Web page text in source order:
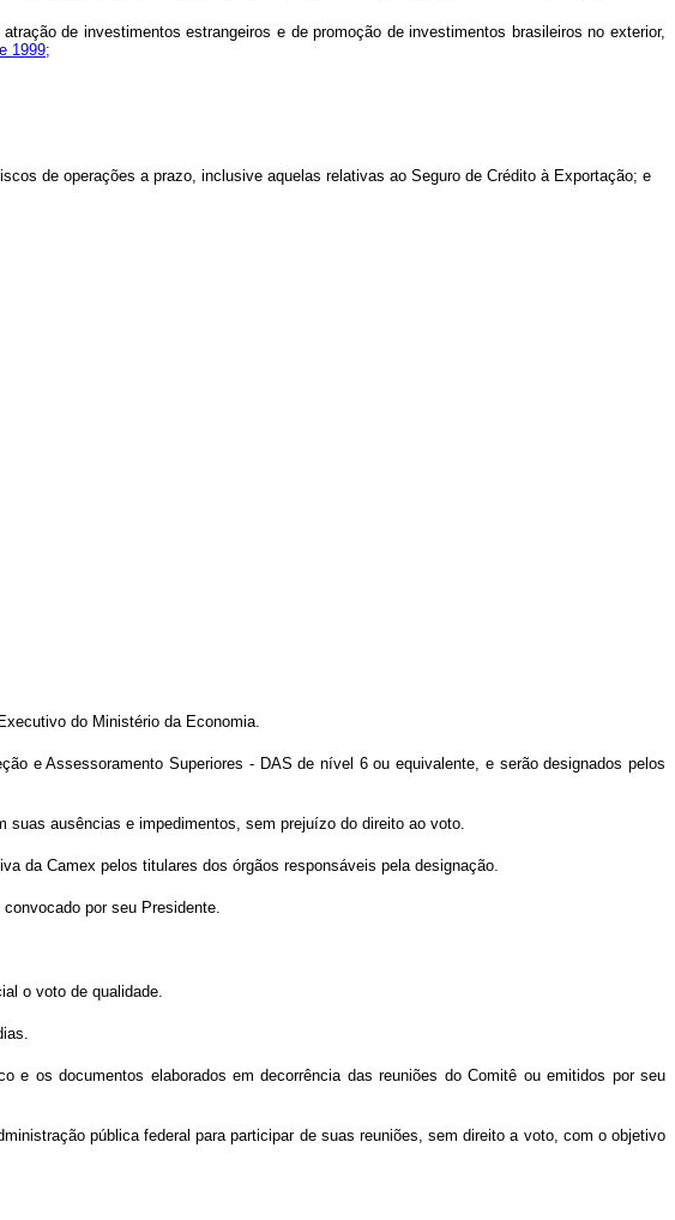
de investimentos estrangeiros e de promoção de investimentos brasileiros no exterior,
1999;
de operações a prazo, inclusive aquelas relativas ao Seguro de Crédito à Exportação; e
do Ministério da Economia.
e Assessoramento Superiores - DAS de nível 6 ou equivalente, e serão designados pelos
suas ausências e impedimentos, sem prejuízo do direito ao voto.
da Camex pelos titulares dos órgãos responsáveis pela designação.
por seu Presidente.
o voto de qualidade.
e os documentos elaborados em decorrência das reuniões do Comitê ou emitidos por seu
pública federal para participar de suas reuniões, sem direito a voto, com o objetivo